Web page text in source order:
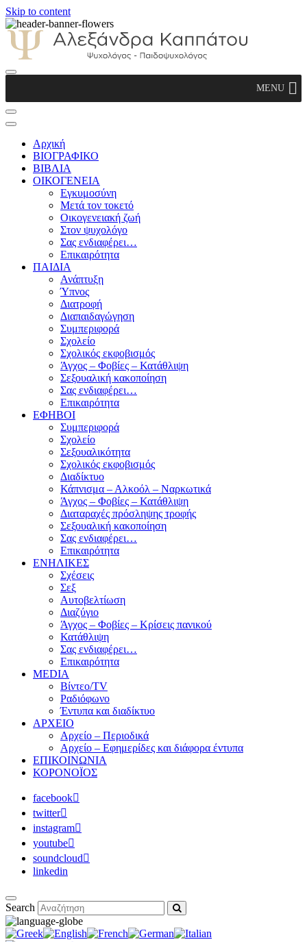
Skip to content
Παιδοψυχολόγος
MENU
Αρχική
ΒΙΟΓΡΑΦΙΚΟ
ΒΙΒΛΙΑ
ΟΙΚΟΓΕΝΕΙΑ
Εγκυμοσύνη
Μετά τον τοκετό
Οικογενειακή ζωή
Στον ψυχολόγο
Σας ενδιαφέρει…
Επικαιρότητα
ΠΑΙΔΙΑ
Ανάπτυξη
Ύπνος
Διατροφή
Διαπαιδαγώγηση
Συμπεριφορά
Σχολείο
Σχολικός εκφοβισμός
Άγχος – Φοβίες – Κατάθλιψη
Σεξουαλική κακοποίηση
Σας ενδιαφέρει…
Επικαιρότητα
ΕΦΗΒΟΙ
Συμπεριφορά
Σχολείο
Σεξουαλικότητα
Σχολικός εκφοβισμός
Διαδίκτυο
Κάπνισμα – Αλκοόλ – Ναρκωτικά
Άγχος – Φοβίες – Κατάθλιψη
Διαταραχές πρόσληψης τροφής
Σεξουαλική κακοποίηση
Σας ενδιαφέρει…
Επικαιρότητα
ΕΝΗΛΙΚΕΣ
Σχέσεις
Σεξ
Αυτοβελτίωση
Διαζύγιο
Άγχος – Φοβίες – Κρίσεις πανικού
Κατάθλιψη
Σας ενδιαφέρει…
Επικαιρότητα
MEDIA
Βίντεο/TV
Ραδιόφωνο
Έντυπα και διαδίκτυο
ΑΡΧΕΙΟ
Αρχείο – Περιοδικά
Αρχείο – Εφημερίδες και διάφορα έντυπα
ΕΠΙΚΟΙΝΩΝΙΑ
ΚΟΡΟΝΟΪΟΣ
facebook
twitter
instagram
youtube
soundcloud
linkedin
Search